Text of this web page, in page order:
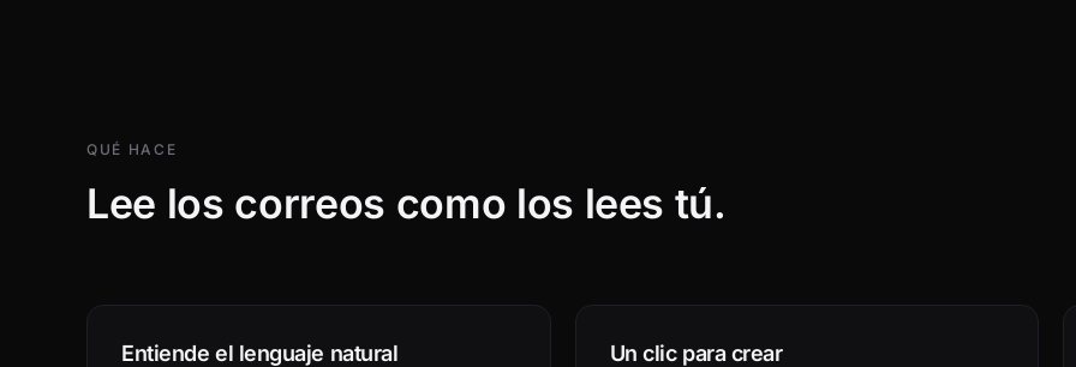
QUÉ HACE
Lee los correos como los lees tú.
Entiende el lenguaje natural Un clic para crear